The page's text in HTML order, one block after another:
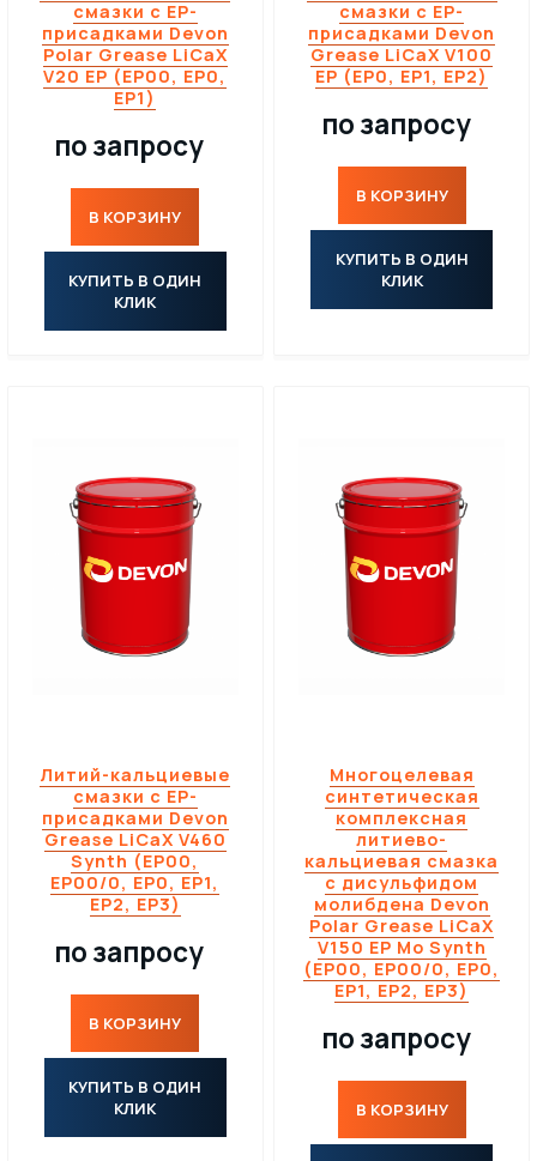
смазки с EP-
присадками Devon
Polar Grease LiCaX
V20 EP (EP00, EP0,
EP1)
по запросу
В КОРЗИНУ
КУПИТЬ В ОДИН
КЛИК
смазки с EP-
присадками Devon
Grease LiCaX V100
EP (EP0, EP1, EP2)
по запросу
В КОРЗИНУ
КУПИТЬ В ОДИН
КЛИК
Литий-кальциевые
смазки с EP-
присадками Devon
Grease LiCaX V460
Synth (EP00,
EP00/0, EP0, EP1,
EP2, EP3)
по запросу
В КОРЗИНУ
КУПИТЬ В ОДИН
КЛИК
Многоцелевая
синтетическая
комплексная
литиево-
кальциевая смазка
с дисульфидом
молибдена Devon
Polar Grease LiCaX
V150 EP Мо Synth
(EP00, EP00/0, EP0,
EP1, EP2, EP3)
по запросу
В КОРЗИНУ